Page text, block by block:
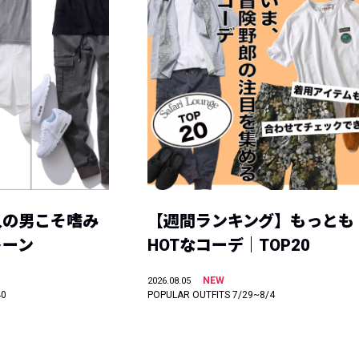
男こそ嗜み
ン
【週間ランキング】もっとも
HOTなコーデ｜TOP20
2026.08.05
NEW
POPULAR OUTFITS 7/29~8/4